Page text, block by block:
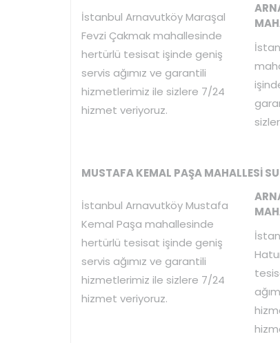
İstanbul Arnavutköy Maraşal
Fevzi Çakmak mahallesinde
hertürlü tesisat işinde geniş
servis ağımız ve garantili
hizmetlerimiz ile sizlere 7/24
hizmet veriyoruz.
MUSTAFA KEMAL PAŞA MAHALLESİ
İstanbul Arnavutköy Mustafa
Kemal Paşa mahallesinde
hertürlü tesisat işinde geniş
servis ağımız ve garantili
hizmetlerimiz ile sizlere 7/24
hizmet veriyoruz.